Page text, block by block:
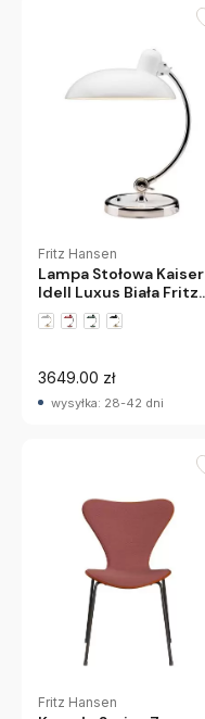
Fritz Hansen
Lampa Stołowa Kaiser
Idell Luxus Biała Fritz
Hansen
3649.00 zł
wysyłka: 28-42 dni
Fritz Hansen